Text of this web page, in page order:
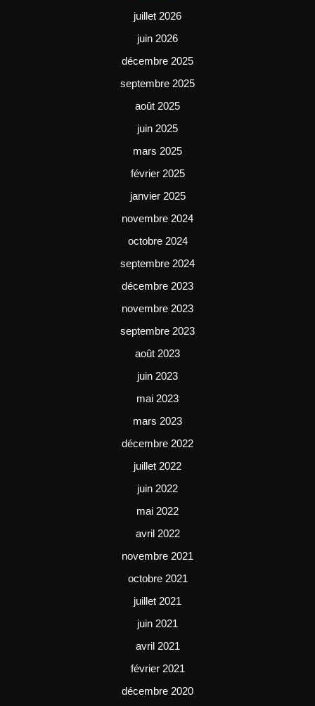
juillet 2026
juin 2026
décembre 2025
septembre 2025
août 2025
juin 2025
mars 2025
février 2025
janvier 2025
novembre 2024
octobre 2024
septembre 2024
décembre 2023
novembre 2023
septembre 2023
août 2023
juin 2023
mai 2023
mars 2023
décembre 2022
juillet 2022
juin 2022
mai 2022
avril 2022
novembre 2021
octobre 2021
juillet 2021
juin 2021
avril 2021
février 2021
décembre 2020